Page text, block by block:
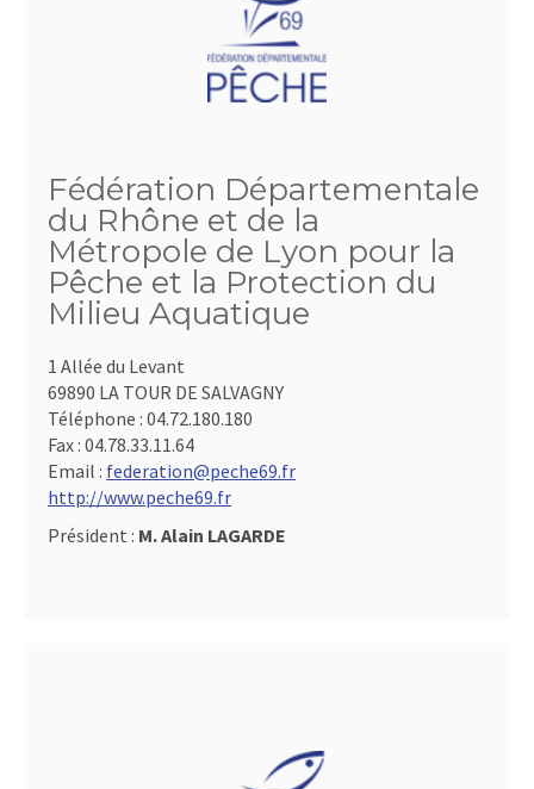
Fédération Départementale
du Rhône et de la
Métropole de Lyon pour la
Pêche et la Protection du
Milieu Aquatique
1 Allée du Levant
69890 LA TOUR DE SALVAGNY
Téléphone : 04.72.180.180
Fax : 04.78.33.11.64
Email : federation@peche69.fr
http://www.peche69.fr
Président : M. Alain LAGARDE